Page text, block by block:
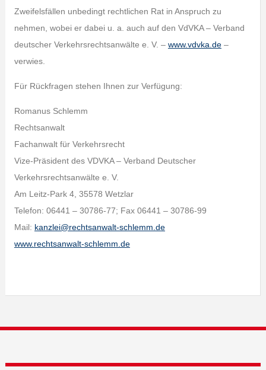
Zweifelsfällen unbedingt rechtlichen Rat in Anspruch zu
nehmen, wobei er dabei u. a. auch auf den VdVKA – Verband
deutscher Verkehrsrechtsanwälte e. V. – www.vdvka.de–
verwies.
Für Rückfragen stehen Ihnen zur Verfügung:
Romanus Schlemm
Rechtsanwalt
Fachanwalt für Verkehrsrecht
Vize-Präsident des VDVKA – Verband Deutscher
Verkehrsrechtsanwälte e. V.
Am Leitz-Park 4, 35578 Wetzlar
Telefon: 06441 – 30786-77; Fax 06441 – 30786-99
Mail: kanzlei@rechtsanwalt-schlemm.de
www.rechtsanwalt-schlemm.de